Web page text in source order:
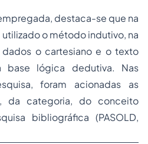
destaca-se que na
o método indutivo, na
o cartesiano e o texto
lógica dedutiva. Nas
foram acionadas as
da categoria, do conceito
bibliográfica (PASOLD,